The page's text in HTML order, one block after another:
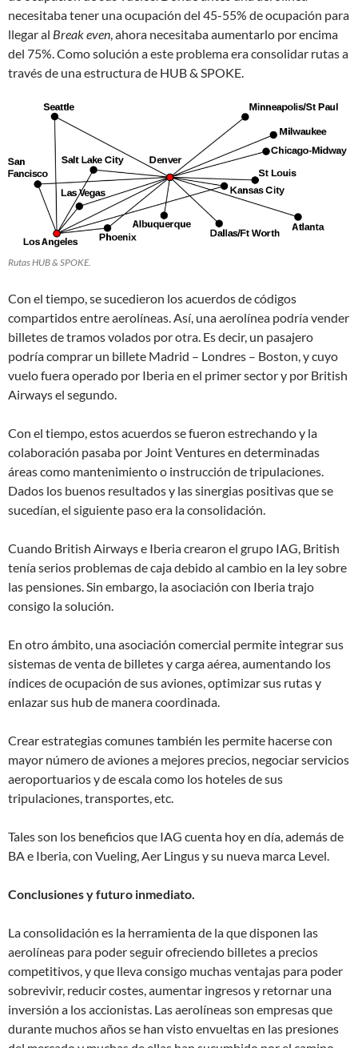
necesitaba tener una ocupación del 45-55% de ocupación para
llegar al Break even , ahora necesitaba aumentarlo por encima
del 75%. Como solución a este problema era consolidar rutas a
través de una estructura de HUB & SPOKE.
Rutas HUB & SPOKE.
Con el tiempo, se sucedieron los acuerdos de códigos
compartidos entre aerolíneas. Así, una aerolínea podría vender
billetes de tramos volados por otra. Es decir, un pasajero
podría comprar un billete Madrid – Londres – Boston, y cuyo
vuelo fuera operado por Iberia en el primer sector y por British
Airways el segundo.
Con el tiempo, estos acuerdos se fueron estrechando y la
colaboración pasaba por Joint Ventures en determinadas
áreas como mantenimiento o instrucción de tripulaciones.
Dados los buenos resultados y las sinergias positivas que se
sucedían, el siguiente paso era la consolidación.
Cuando British Airways e Iberia crearon el grupo IAG, British
tenía serios problemas de caja debido al cambio en la ley sobre
las pensiones. Sin embargo, la asociación con Iberia trajo
consigo la solución.
En otro ámbito, una asociación comercial permite integrar sus
sistemas de venta de billetes y carga aérea, aumentando los
índices de ocupación de sus aviones, optimizar sus rutas y
enlazar sus hub de manera coordinada.
Crear estrategias comunes también les permite hacerse con
mayor número de aviones a mejores precios, negociar servicios
aeroportuarios y de escala como los hoteles de sus
tripulaciones, transportes, etc.
Tales son los beneficios que IAG cuenta hoy en día, además de
BA e Iberia, con Vueling, Aer Lingus y su nueva marca Level.
Conclusiones y futuro inmediato.
La consolidación es la herramienta de la que disponen las
aerolíneas para poder seguir ofreciendo billetes a precios
competitivos, y que lleva consigo muchas ventajas para poder
sobrevivir, reducir costes, aumentar ingresos y retornar una
inversión a los accionistas. Las aerolíneas son empresas que
durante muchos años se han visto envueltas en las presiones